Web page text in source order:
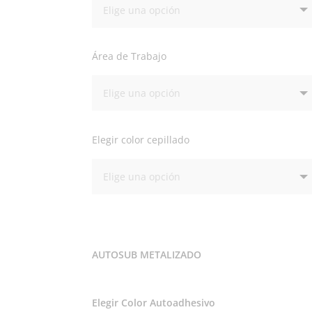
Área de Trabajo
Elegir color cepillado
AUTOSUB METALIZADO
Elegir Color Autoadhesivo